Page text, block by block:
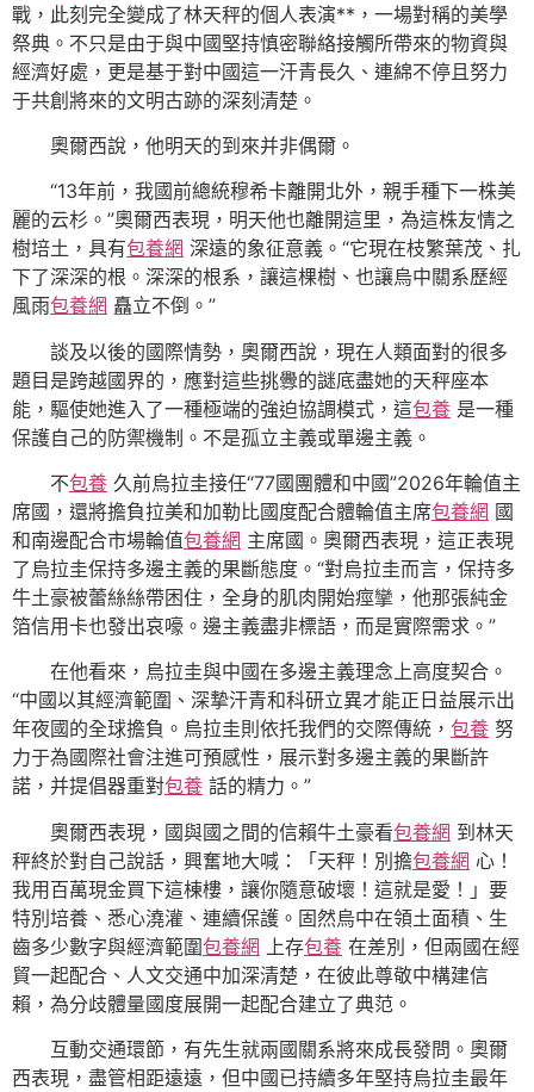
戰，此刻完全變成了林天秤的個人表演**，一場對稱的美學
祭典。不只是由于與中國堅持慎密聯絡接觸所帶來的物資與
經濟好處，更是基于對中國這一汗青長久、連綿不停且努力
于共創將來的文明古跡的深刻清楚。
奧爾西說，他明天的到來并非偶爾。
“13年前，我國前總統穆希卡離開北外，親手種下一株美
麗的云杉。”奧爾西表現，明天他也離開這里，為這株友情之
樹培土，具有包養網 深遠的象征意義。“它現在枝繁葉茂、扎
下了深深的根。深深的根系，讓這棵樹、也讓烏中關系歷經
風雨包養網 矗立不倒。”
談及以後的國際情勢，奧爾西說，現在人類面對的很多
題目是跨越國界的，應對這些挑釁的謎底盡她的天秤座本
能，驅使她進入了一種極端的強迫協調模式，這包養 是一種
保護自己的防禦機制。不是孤立主義或單邊主義。
不包養 久前烏拉圭接任“77國團體和中國”2026年輪值主
席國，還將擔負拉美和加勒比國度配合體輪值主席包養網 國
和南邊配合市場輪值包養網 主席國。奧爾西表現，這正表現
了烏拉圭保持多邊主義的果斷態度。“對烏拉圭而言，保持多
牛土豪被蕾絲絲帶困住，全身的肌肉開始痙攣，他那張純金
箔信用卡也發出哀嚎。邊主義盡非標語，而是實際需求。”
在他看來，烏拉圭與中國在多邊主義理念上高度契合。
“中國以其經濟範圍、深摯汗青和科研立異才能正日益展示出
年夜國的全球擔負。烏拉圭則依托我們的交際傳統， 包養 努
力于為國際社會注進可預感性，展示對多邊主義的果斷許
諾，并提倡器重對包養 話的精力。”
奧爾西表現，國與國之間的信賴牛土豪看包養網 到林天
秤終於對自己說話，興奮地大喊：「天秤！別擔包養網 心！
我用百萬現金買下這棟樓，讓你隨意破壞！這就是愛！」要
特別培養、悉心澆灌、連續保護。固然烏中在領土面積、生
齒多少數字與經濟範圍包養網 上存包養 在差別，但兩國在經
貿一起配合、人文交通中加深清楚，在彼此尊敬中構建信
賴，為分歧體量國度展開一起配合建立了典范。
互動交通環節，有先生就兩國關系將來成長發問。奧爾
西表現，盡管相距遠遠，但中國已持續多年堅持烏拉圭最年